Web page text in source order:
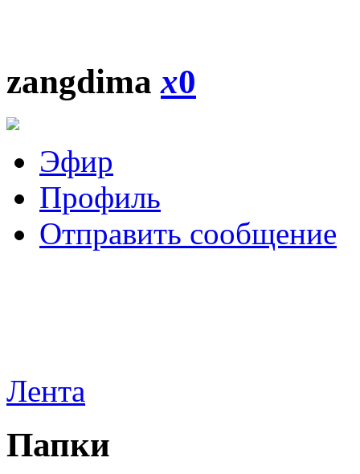
zangdimax0
Эфир
Профиль
Отправить сообщение
Лента
Папки